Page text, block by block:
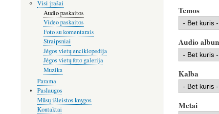
Temos
Audio
Kalba
Metai
Visi įrašai
Audio paskaitos
Video paskaitos
Foto su komentarais
Straipsniai
Jėgos vietų enciklopedija
Jėgos vietų foto galerija
Muzika
Parama
Paslaugos
Mūsų išleistos knygos
Kontaktai